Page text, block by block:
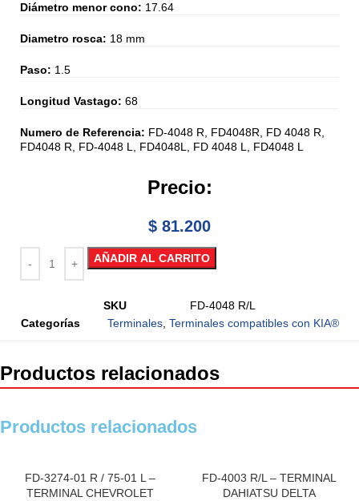
Diámetro menor cono: 17.64
Diametro rosca: 18 mm
Paso: 1.5
Longitud Vastago: 68
Numero de Referencia: FD-4048 R, FD4048R, FD 4048 R,
FD4048 R, FD-4048 L, FD4048L, FD 4048 L, FD4048 L
Precio:
$ 81.200
AÑADIR AL CARRITO
SKU
FD-4048 R/L
Categorías
Terminales, Terminales compatibles con KIA®
Productos relacionados
Productos relacionados
FD-3274-01 R / 75-01 L –
TERMINAL CHEVROLET
FD-4003 R/L – TERMINAL
DAHIATSU DELTA